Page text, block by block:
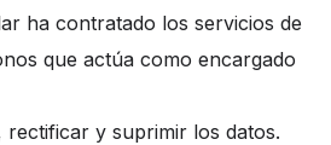
ha contratado los servicios de
que actúa como encargado
rectificar y suprimir los datos.